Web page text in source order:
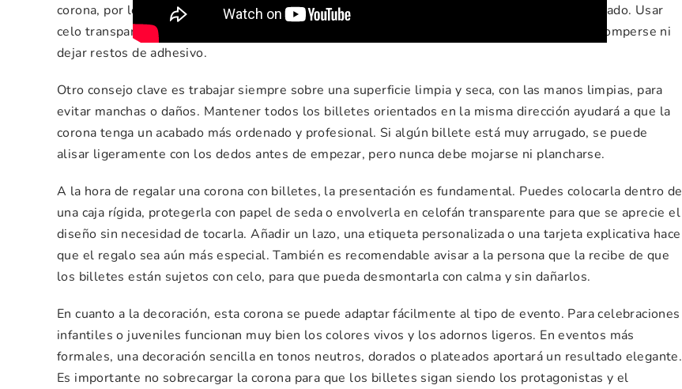
corona, por lo que conviene aplicar pequeñas tiras en zonas discretas y sin presionar demasiado. Usar
celo transparente de buena calidad facilitará que los billetes puedan retirarse después sin romperse ni
dejar restos de adhesivo.
Otro consejo clave es trabajar siempre sobre una superficie limpia y seca, con las manos limpias, para
evitar manchas o daños. Mantener todos los billetes orientados en la misma dirección ayudará a que la
corona tenga un acabado más ordenado y profesional. Si algún billete está muy arrugado, se puede
alisar ligeramente con los dedos antes de empezar, pero nunca debe mojarse ni plancharse.
A la hora de regalar una corona con billetes, la presentación es fundamental. Puedes colocarla dentro de
una caja rígida, protegerla con papel de seda o envolverla en celofán transparente para que se aprecie el
diseño sin necesidad de tocarla. Añadir un lazo, una etiqueta personalizada o una tarjeta explicativa hace
que el regalo sea aún más especial. También es recomendable avisar a la persona que la recibe de que
los billetes están sujetos con celo, para que pueda desmontarla con calma y sin dañarlos.
En cuanto a la decoración, esta corona se puede adaptar fácilmente al tipo de evento. Para celebraciones
infantiles o juveniles funcionan muy bien los colores vivos y los adornos ligeros. En eventos más
formales, una decoración sencilla en tonos neutros, dorados o plateados aportará un resultado elegante.
Es importante no sobrecargar la corona para que los billetes sigan siendo los protagonistas y el